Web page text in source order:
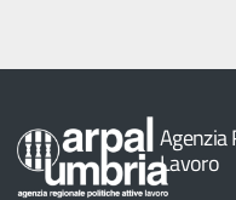
button
Agenzia
Lavoro